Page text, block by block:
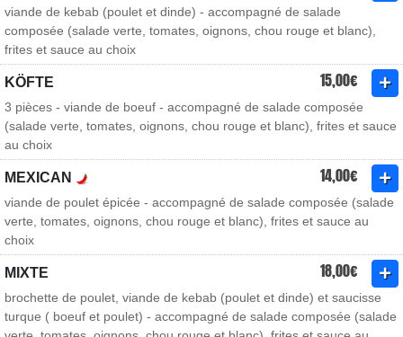
viande de kebab (poulet et dinde) - accompagné de salade
composée (salade verte, tomates, oignons, chou rouge et blanc),
frites et sauce au choix
KÖFTE 15,00€
3 pièces - viande de boeuf - accompagné de salade composée
(salade verte, tomates, oignons, chou rouge et blanc), frites et sauce
au choix
MEXICAN 14,00€
viande de poulet épicée - accompagné de salade composée (salade
verte, tomates, oignons, chou rouge et blanc), frites et sauce au
choix
MIXTE 18,00€
brochette de poulet, viande de kebab (poulet et dinde) et saucisse
turque ( boeuf et poulet) - accompagné de salade composée (salade